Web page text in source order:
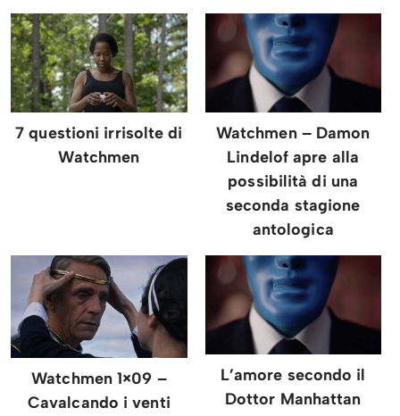
7 questioni irrisolte di
Watchmen
Watchmen – Damon
Lindelof apre alla
possibilità di una
seconda stagione
antologica
Watchmen 1×09 –
Cavalcando i venti
L’amore secondo il
Dottor Manhattan